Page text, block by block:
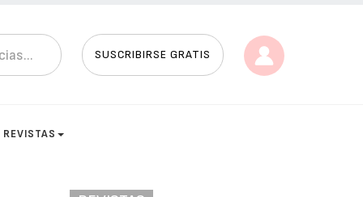
SUSCRIBIRSE GRATIS
REVISTAS